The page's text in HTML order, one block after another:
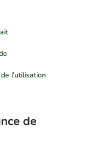
l’utilisation
de